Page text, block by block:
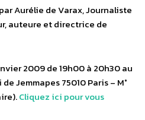
Aurélie de Varax, Journaliste
auteure et directrice de
2009 de 19h00 à 20h30 au
Jemmapes 75010 Paris – M°
Cliquez ici pour vous